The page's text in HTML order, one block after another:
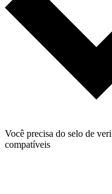
Você precisa do selo de
compatíveis